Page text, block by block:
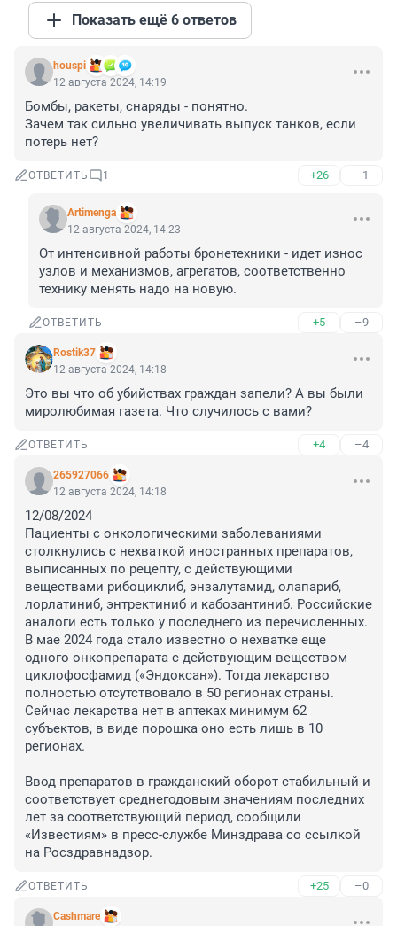
Показать ещё 6 ответов
houspi
12 августа 2024, 14:19
Бомбы, ракеты, снаряды - понятно.
Зачем так сильно увеличивать выпуск танков, если
потерь нет?
ОТВЕТИТЬ 1 +26 –1
Artimenga
12 августа 2024, 14:23
От интенсивной работы бронетехники - идет износ
узлов и механизмов, агрегатов, соответственно
технику менять надо на новую.
ОТВЕТИТЬ +5 –9
Rostik37
12 августа 2024, 14:18
Это вы что об убийствах граждан запели? А вы были
миролюбимая газета. Что случилось с вами?
ОТВЕТИТЬ +4 –4
265927066
12 августа 2024, 14:18
12/08/2024
Пациенты с онкологическими заболеваниями
столкнулись с нехваткой иностранных препаратов,
выписанных по рецепту, с действующими
веществами рибоциклиб, энзалутамид, олапариб,
лорлатиниб, энтректиниб и кабозантиниб. Российские
аналоги есть только у последнего из перечисленных.
В мае 2024 года стало известно о нехватке еще
одного онкопрепарата с действующим веществом
циклофосфамид («Эндоксан»). Тогда лекарство
полностью отсутствовало в 50 регионах страны.
Сейчас лекарства нет в аптеках минимум 62
субъектов, в виде порошка оно есть лишь в 10
регионах.
Ввод препаратов в гражданский оборот стабильный и
соответствует среднегодовым значениям последних
лет за соответствующий период, сообщили
«Известиям» в пресс-службе Минздрава со ссылкой
на Росздравнадзор.
ОТВЕТИТЬ +25 –0
Cashmare